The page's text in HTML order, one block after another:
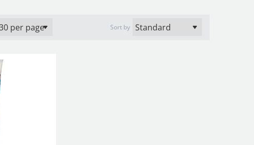
Sort by